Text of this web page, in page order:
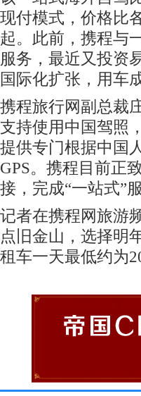
现付模式，价格比
起。此前，携程与
服务，最近又投资
国际化扩张，用车
携程旅行网副总裁
支持使用中国驾照
提供专门根据中国
GPS。携程目前正
接，完成“一站式”服
记者在携程网旅游
点旧金山，选择明
租车一天最低约为